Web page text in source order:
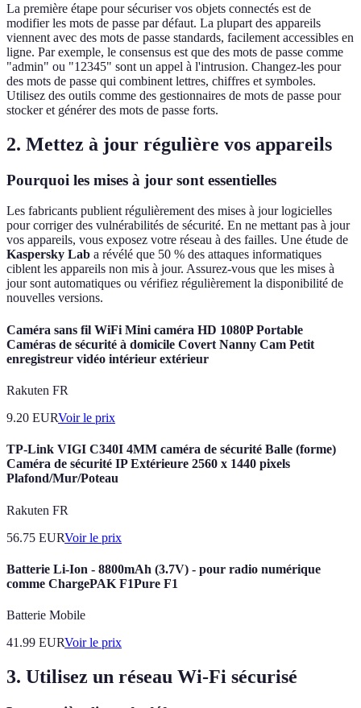
La première étape pour sécuriser vos objets connectés est de
modifier les mots de passe par défaut. La plupart des appareils
viennent avec des mots de passe standards, facilement accessibles en
ligne. Par exemple, le consensus est que des mots de passe comme
"admin" ou "12345" sont un appel à l'intrusion. Changez-les pour
des mots de passe qui combinent lettres, chiffres et symboles.
Utilisez des outils comme des gestionnaires de mots de passe pour
stocker et générer des mots de passe forts.
2. Mettez à jour régulière vos appareils
Pourquoi les mises à jour sont essentielles
Les fabricants publient régulièrement des mises à jour logicielles
pour corriger des vulnérabilités de sécurité. En ne mettant pas à jour
vos appareils, vous exposez votre réseau à des failles. Une étude de
Kaspersky Lab a révélé que 50 % des attaques informatiques
ciblent les appareils non mis à jour. Assurez-vous que les mises à
jour sont automatiques ou vérifiez régulièrement la disponibilité de
nouvelles versions.
Caméra sans fil WiFi Mini caméra HD 1080P Portable
Caméras de sécurité à domicile Covert Nanny Cam Petit
enregistreur vidéo intérieur extérieur
Rakuten FR
9.20 EURVoir le prix
TP-Link VIGI C340I 4MM caméra de sécurité Balle (forme)
Caméra de sécurité IP Extérieure 2560 x 1440 pixels
Plafond/Mur/Poteau
Rakuten FR
56.75 EURVoir le prix
Batterie Li-Ion - 8800mAh (3.7V) - pour radio numérique
comme ChargePAK F1Pure F1
Batterie Mobile
41.99 EURVoir le prix
3. Utilisez un réseau Wi-Fi sécurisé